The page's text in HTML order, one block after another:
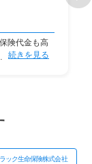
険代金も高
を
続きを見る
ック生命保険株式会社